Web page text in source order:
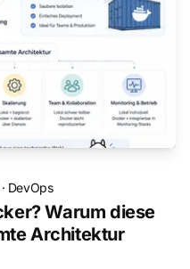
· DevOps
Warum diese
Architektur